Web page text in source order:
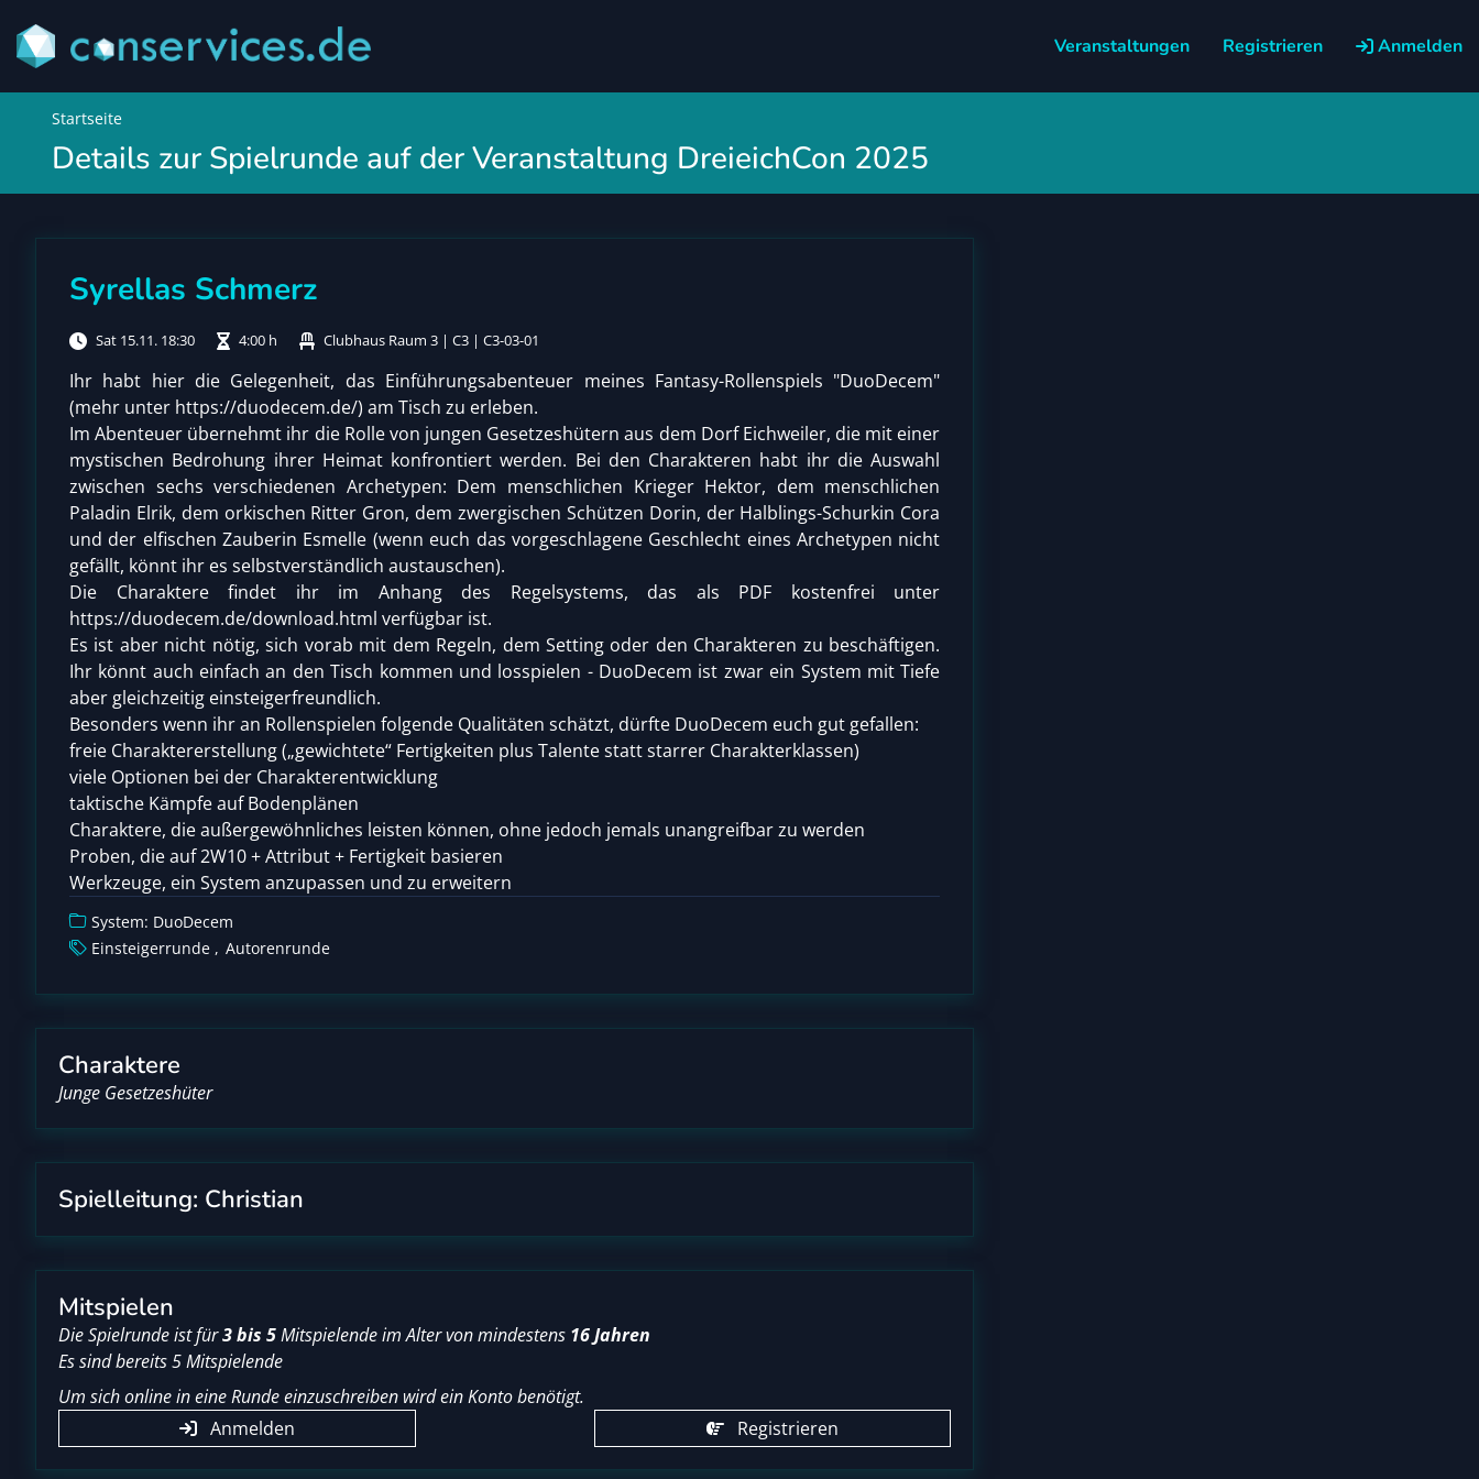
Veranstaltungen Registrieren Anmelden
Startseite
Details zur Spielrunde auf der Veranstaltung DreieichCon 2025
Syrellas Schmerz
Sat 15.11. 18:30 4:00 h Clubhaus Raum 3 | C3 | C3-03-01
Ihr habt hier die Gelegenheit, das Einführungsabenteuer meines Fantasy-Rollenspiels "DuoDecem"
(mehr unter https://duodecem.de/) am Tisch zu erleben.
Im Abenteuer übernehmt ihr die Rolle von jungen Gesetzeshütern aus dem Dorf Eichweiler, die mit einer
mystischen Bedrohung ihrer Heimat konfrontiert werden. Bei den Charakteren habt ihr die Auswahl
zwischen sechs verschiedenen Archetypen: Dem menschlichen Krieger Hektor, dem menschlichen
Paladin Elrik, dem orkischen Ritter Gron, dem zwergischen Schützen Dorin, der Halblings-Schurkin Cora
und der elfischen Zauberin Esmelle (wenn euch das vorgeschlagene Geschlecht eines Archetypen nicht
gefällt, könnt ihr es selbstverständlich austauschen).
Die Charaktere findet ihr im Anhang des Regelsystems, das als PDF kostenfrei unter
https://duodecem.de/download.html verfügbar ist.
Es ist aber nicht nötig, sich vorab mit dem Regeln, dem Setting oder den Charakteren zu beschäftigen.
Ihr könnt auch einfach an den Tisch kommen und losspielen - DuoDecem ist zwar ein System mit Tiefe
aber gleichzeitig einsteigerfreundlich.
Besonders wenn ihr an Rollenspielen folgende Qualitäten schätzt, dürfte DuoDecem euch gut gefallen:
freie Charaktererstellung („gewichtete“ Fertigkeiten plus Talente statt starrer Charakterklassen)
viele Optionen bei der Charakterentwicklung
taktische Kämpfe auf Bodenplänen
Charaktere, die außergewöhnliches leisten können, ohne jedoch jemals unangreifbar zu werden
Proben, die auf 2W10 + Attribut + Fertigkeit basieren
Werkzeuge, ein System anzupassen und zu erweitern
System: DuoDecem
Einsteigerrunde
Autorenrunde
Charaktere
Junge Gesetzeshüter
Spielleitung: Christian
Mitspielen
Die Spielrunde ist für3 bis 5Mitspielende im Alter von mindestens 16 Jahren
Es sind bereits 5 Mitspielende
Um sich online in eine Runde einzuschreiben wird ein Konto benötigt.
Anmelden
Registrieren